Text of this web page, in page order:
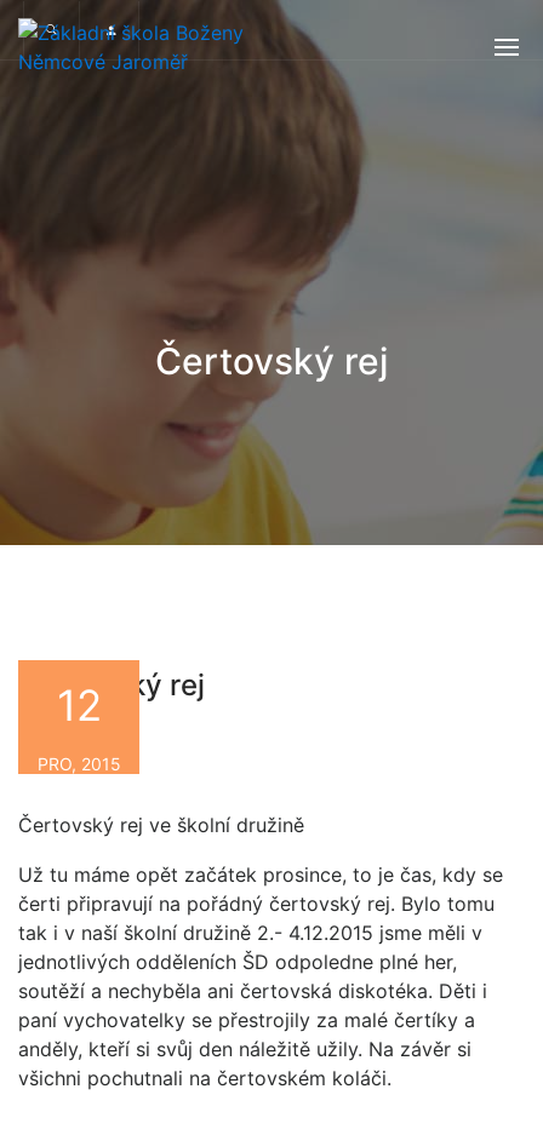
Čertovský rej
Čertovský rej
12
PRO, 2015
Čertovský rej ve školní družině
Už tu máme opět začátek prosince, to je čas, kdy se
čerti připravují na pořádný čertovský rej. Bylo tomu
tak i v naší školní družině 2.- 4.12.2015 jsme měli v
jednotlivých odděleních ŠD odpoledne plné her,
soutěží a nechyběla ani čertovská diskotéka. Děti i
paní vychovatelky se přestrojily za malé čertíky a
anděly, kteří si svůj den náležitě užily. Na závěr si
všichni pochutnali na čertovském koláči.